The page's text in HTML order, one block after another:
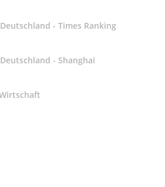
- Times Ranking
- Shanghai